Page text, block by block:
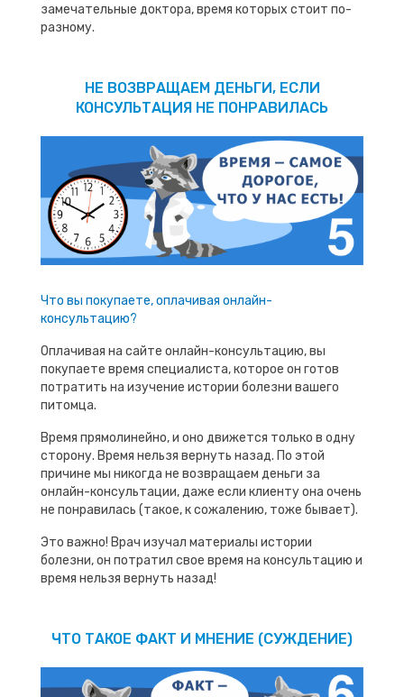
замечательные доктора, время которых стоит по-
разному.
НЕ ВОЗВРАЩАЕМ ДЕНЬГИ, ЕСЛИ
КОНСУЛЬТАЦИЯ НЕ ПОНРАВИЛАСЬ
Что вы покупаете, оплачивая онлайн-
консультацию?
Оплачивая на сайте онлайн-консультацию, вы
покупаете время специалиста, которое он готов
потратить на изучение истории болезни вашего
питомца.
Время прямолинейно, и оно движется только в одну
сторону. Время нельзя вернуть назад. По этой
причине мы никогда не возвращаем деньги за
онлайн-консультации, даже если клиенту она очень
не понравилась (такое, к сожалению, тоже бывает).
Это важно! Врач изучал материалы истории
болезни, он потратил свое время на консультацию и
время нельзя вернуть назад!
ЧТО ТАКОЕ ФАКТ И МНЕНИЕ (СУЖДЕНИЕ)